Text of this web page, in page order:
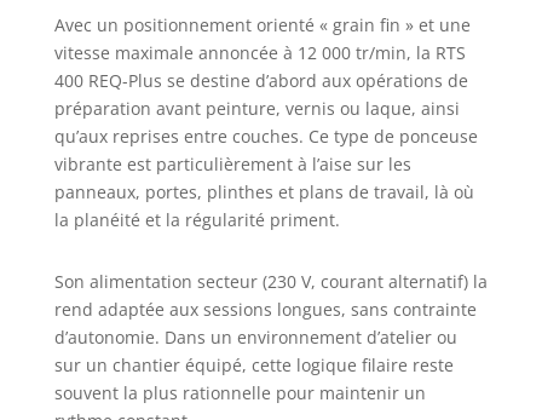
que se puede
vaciar y reutilizar,
fabricada en
vellón de poliéster
extraduradero
Avec un
démarrage
jusqu'à 25 %
supérieur : le
régulation
électronique MMC
transfère la
puissance de 250
W directement à
la surface de
Avec un positionnement orienté « grain fin » et une
vitesse maximale annoncée à 12 000 tr/min, la RTS
400 REQ-Plus se destine d’abord aux opérations de
préparation avant peinture, vernis ou laque, ainsi
qu’aux reprises entre couches. Ce type de ponceuse
vibrante est particulièrement à l’aise sur les
panneaux, portes, plinthes et plans de travail, là où
la planéité et la régularité priment.
Son alimentation secteur (230 V, courant alternatif) la
rend adaptée aux sessions longues, sans contrainte
d’autonomie. Dans un environnement d’atelier ou
sur un chantier équipé, cette logique filaire reste
souvent la plus rationnelle pour maintenir un